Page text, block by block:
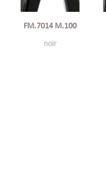
FM.7014 M.100
noir